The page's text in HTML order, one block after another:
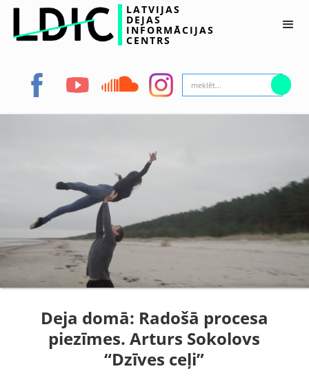
LATVIJAS
DEJAS
INFORMĀCIJAS
CENTRS
Deja domā: Radošā procesa
piezīmes. Arturs Sokolovs
“Dzīves ceļi”